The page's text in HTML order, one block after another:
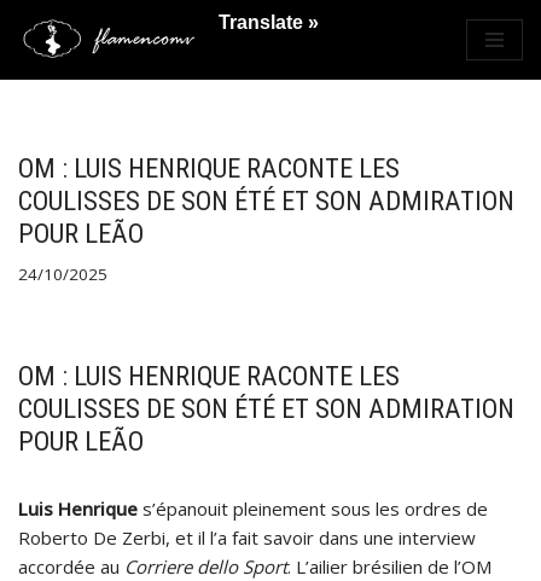
Saltar
OM : LUIS HENRIQUE RACONTE LES
COULISSES DE SON ÉTÉ ET SON ADMIRATION
POUR LEÃO
24/10/2025
OM : LUIS HENRIQUE RACONTE LES
COULISSES DE SON ÉTÉ ET SON ADMIRATION
POUR LEÃO
Luis Henrique s’épanouit pleinement sous les ordres de
Roberto De Zerbi, et il l’a fait savoir dans une interview
accordée au Corriere dello Sport. L’ailier brésilien de l’OM
Translate »